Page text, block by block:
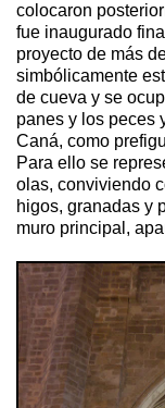
colocaron
fue inaugurado
proyecto de más
simbólicamente
de cueva y se
panes y los peces
Caná, como
Para ello se
olas, conviviendo
higos, granadas y
muro principal,